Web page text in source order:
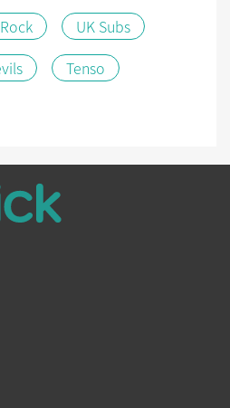
Rock
UK Subs
Tenso